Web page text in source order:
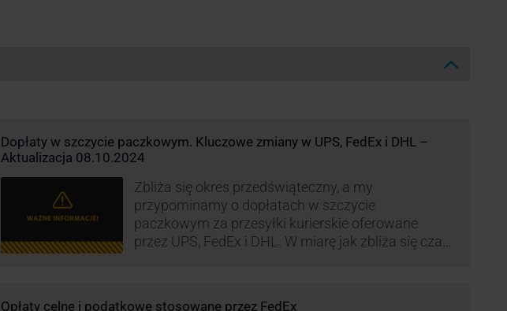
Dopłaty w szczycie paczkowym. Kluczowe zmiany w UPS, FedEx i DHL –
Aktualizacja 08.10.2024
Zbliża się okres przedświąteczny, a my
przypominamy o dopłatach w szczycie
paczkowym za przesyłki kurierskie oferowane
przez UPS, FedEx i DHL. W miarę jak zbliża się czas
Opłaty celne i podatkowe stosowane przez FedEx